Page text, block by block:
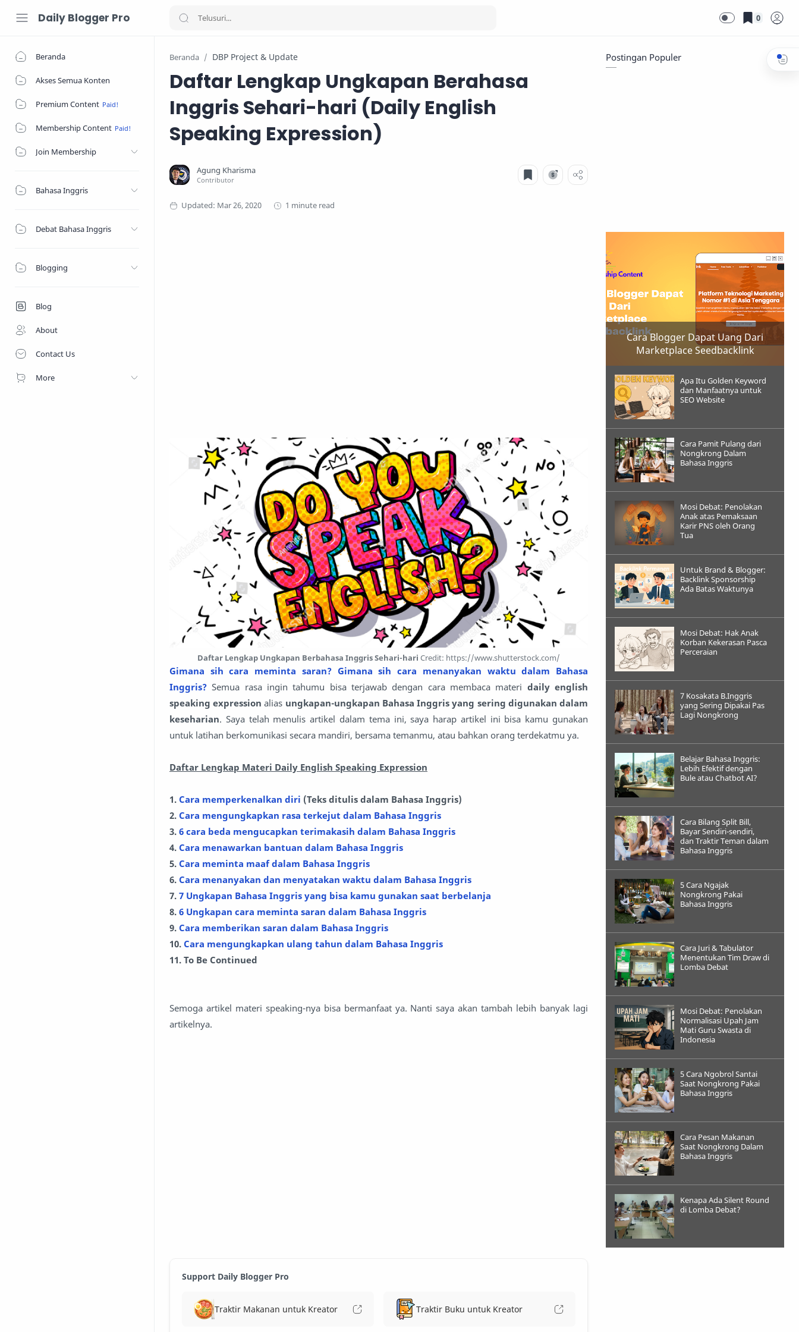
Daily Blogger Pro 0
Beranda
Akses Semua Konten
Premium Content
Membership Content
Join Membership
Bahasa Inggris
Debat Bahasa Inggris
Blogging
Blog
About
Contact Us
More
Beranda DBP Project & Update
Daftar Lengkap Ungkapan Berahasa
Inggris Sehari-hari (Daily English
Speaking Expression)
1 minute read
Daftar Lengkap Ungkapan Berbahasa Inggris Sehari-hari Credit: https://www.shutterstock.com/
Gimana sih cara meminta saran? Gimana sih cara menanyakan waktu dalam Bahasa
Inggris? Semua rasa ingin tahumu bisa terjawab dengan cara membaca materi daily english
speaking expression alias ungkapan-ungkapan Bahasa Inggris yang sering digunakan dalam
keseharian. Saya telah menulis artikel dalam tema ini, saya harap artikel ini bisa kamu gunakan
untuk latihan berkomunikasi secara mandiri, bersama temanmu, atau bahkan orang terdekatmu ya.
Daftar Lengkap Materi Daily English Speaking Expression
1. Cara memperkenalkan diri (Teks ditulis dalam Bahasa Inggris)
2. Cara mengungkapkan rasa terkejut dalam Bahasa Inggris
3. 6 cara beda mengucapkan terimakasih dalam Bahasa Inggris
4. Cara menawarkan bantuan dalam Bahasa Inggris
5. Cara meminta maaf dalam Bahasa Inggris
6. Cara menanyakan dan menyatakan waktu dalam Bahasa Inggris
7. 7 Ungkapan Bahasa Inggris yang bisa kamu gunakan saat berbelanja
8. 6 Ungkapan cara meminta saran dalam Bahasa Inggris
9. Cara memberikan saran dalam Bahasa Inggris
10. Cara mengungkapkan ulang tahun dalam Bahasa Inggris
11. To Be Continued
Semoga artikel materi speaking-nya bisa bermanfaat ya. Nanti saya akan tambah lebih banyak lagi
artikelnya.
Support Daily Blogger Pro
Traktir Makanan untuk Kreator Traktir Buku untuk Kreator
Postingan Populer
Cara Blogger Dapat Uang Dari
Marketplace Seedbacklink
Apa Itu Golden Keyword
dan Manfaatnya untuk
SEO Website
Cara Pamit Pulang dari
Nongkrong Dalam
Bahasa Inggris
Mosi Debat: Penolakan
Anak atas Pemaksaan
Karir PNS oleh Orang
Tua
Untuk Brand & Blogger:
Backlink Sponsorship
Ada Batas Waktunya
Mosi Debat: Hak Anak
Korban Kekerasan Pasca
Perceraian
7 Kosakata B.Inggris
yang Sering Dipakai Pas
Lagi Nongkrong
Belajar Bahasa Inggris:
Lebih Efektif dengan
Bule atau Chatbot AI?
Cara Bilang Split Bill,
Bayar Sendiri-sendiri,
dan Traktir Teman dalam
Bahasa Inggris
5 Cara Ngajak
Nongkrong Pakai
Bahasa Inggris
Cara Juri & Tabulator
Menentukan Tim Draw di
Lomba Debat
Mosi Debat: Penolakan
Normalisasi Upah Jam
Mati Guru Swasta di
Indonesia
5 Cara Ngobrol Santai
Saat Nongkrong Pakai
Bahasa Inggris
Cara Pesan Makanan
Saat Nongkrong Dalam
Bahasa Inggris
Kenapa Ada Silent Round
di Lomba Debat?